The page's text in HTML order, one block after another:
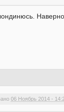
06 Ноябрь 2014 -